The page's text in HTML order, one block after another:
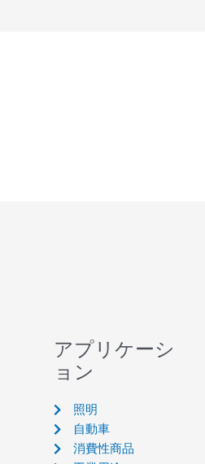
アプリケーシ
ョン
照明
自動車
消費性商品